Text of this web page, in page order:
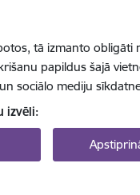
tā izmanto obligāti
papildus šajā
sociālo mediju
izvēli: